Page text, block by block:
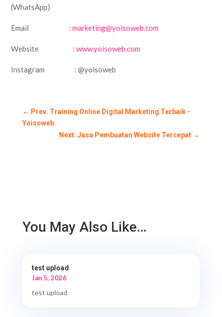
(WhatsApp)
Email : marketing@yoisoweb.com
Website : www.yoisoweb.com
Instagram : @yoisoweb
← Prev: Training Online Digital Marketing Terbaik -
Yoisoweb
Next: Jasa Pembuatan Website Tercepat →
You May Also Like…
test upload
Jan 5, 2026
test upload